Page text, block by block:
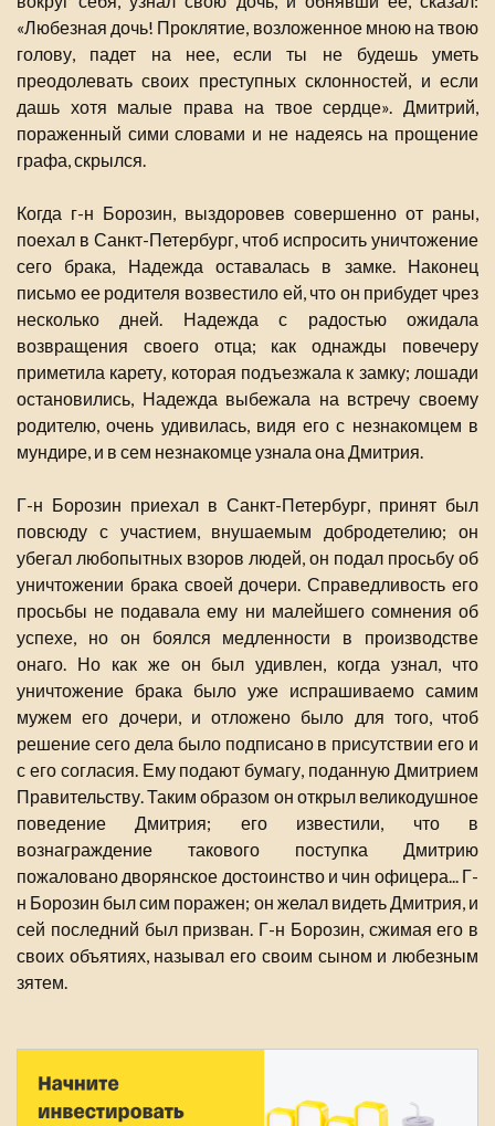
«Любезная дочь! Проклятие, возложенное мною на твою
голову, падет на нее, если ты не будешь уметь
преодолевать своих преступных склонностей, и если
дашь хотя малые права на твое сердце». Дмитрий,
пораженный сими словами и не надеясь на прощение
графа, скрылся.
Когда г-н Борозин, выздоровев совершенно от раны,
поехал в Санкт-Петербург, чтоб испросить уничтожение
сего брака, Надежда оставалась в замке. Наконец
письмо ее родителя возвестило ей, что он прибудет чрез
несколько дней. Надежда с радостью ожидала
возвращения своего отца; как однажды повечеру
приметила карету, которая подъезжала к замку; лошади
остановились, Надежда выбежала на встречу своему
родителю, очень удивилась, видя его с незнакомцем в
мундире, и в сем незнакомце узнала она Дмитрия.
Г-н Борозин приехал в Санкт-Петербург, принят был
повсюду с участием, внушаемым добродетелию; он
убегал любопытных взоров людей, он подал просьбу об
уничтожении брака своей дочери. Справедливость его
просьбы не подавала ему ни малейшего сомнения об
успехе, но он боялся медленности в производстве
онаго. Но как же он был удивлен, когда узнал, что
уничтожение брака было уже испрашиваемо самим
мужем его дочери, и отложено было для того, чтоб
решение сего дела было подписано в присутствии его и
с его согласия. Ему подают бумагу, поданную Дмитрием
Правительству. Таким образом он открыл великодушное
поведение Дмитрия; его известили, что в
вознаграждение такового поступка Дмитрию
пожаловано дворянское достоинство и чин офицера... Г-
н Борозин был сим поражен; он желал видеть Дмитрия, и
сей последний был призван. Г-н Борозин, сжимая его в
своих объятиях, называл его своим сыном и любезным
зятем.